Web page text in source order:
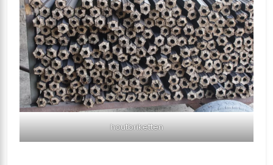
houtbriketten